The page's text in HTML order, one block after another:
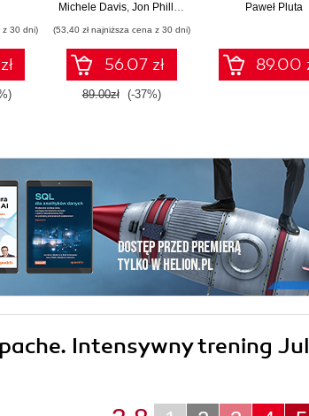
z 30 dni)
Michele Davis, Jon Phillips
(53,40 zł najniższa cena z 30 dni)
56.07 zł
89.00zł (-37%)
Paweł Pluta
89.00
Intensywny trening